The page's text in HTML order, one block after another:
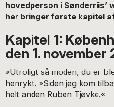
hovedperson i Sønderriis’
her bringer første kapitel
Kapitel 1:
den 1. november
»Utroligt så moden, du er
hen­rykt. »Siden jeg kom
helt anden Ruben Tjøvke.«